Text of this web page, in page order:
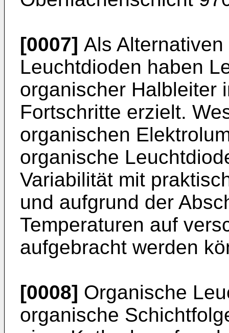
[0007] Als
Leuchtdioden haben
organischer Halbleiter
Fortschritte erzielt.
organischen
organische
Variabilität mit
und aufgrund der
Temperaturen auf
aufgebracht werden
[0008] Organische
organische